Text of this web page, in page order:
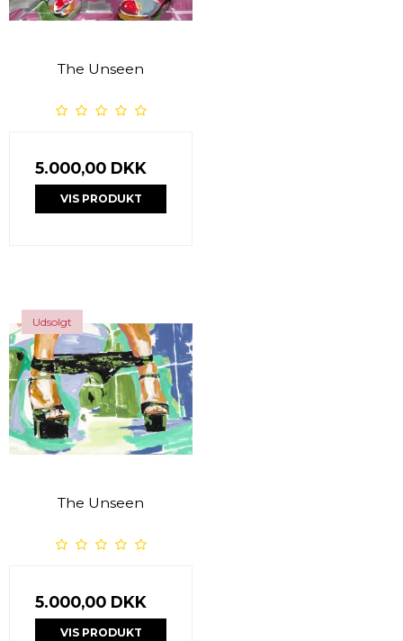
The Unseen
5.000,00 DKK
VIS PRODUKT
Udsolgt
The Unseen
5.000,00 DKK
VIS PRODUKT